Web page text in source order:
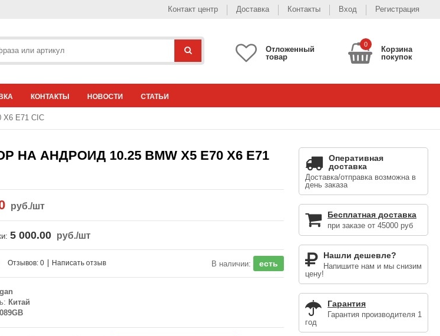
Контакт центр Доставка Контакты Вход Регистрация
Отложенный
товар
0
Корзина
покупок
КОНТАКТЫ НОВОСТИ СТАТЬИ
X6 E71 CIC
НА АНДРОИД 10.25 BMW X5 E70 X6 E71
руб./шт
5 000.00 руб./шт
Отзывов: 0 Написать отзыв В наличии: есть
Китай
Оперативная
доставка
Доставка/отправка возможна в
день заказа
Бесплатная доставка
при заказе от 45000 руб
Нашли дешевле?
Напишите нам и мы снизим
цену!
Гарантия
Гарантия производителя 1
год